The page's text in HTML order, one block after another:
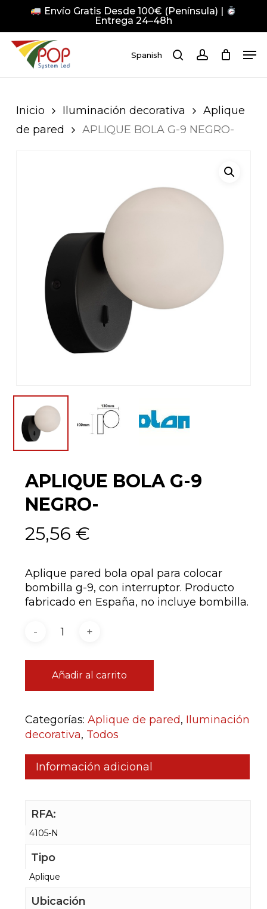
main
content
Envío Gratis Desde 100€ (Península) |
Entrega 24–48h
Spanish searchaccount
Inicio Iluminación decorativa
Aplique
de pared
APLIQUE BOLA G-9 NEGRO-
APLIQUE BOLA G-9
NEGRO-
25,56 €
Aplique pared bola opal para colocar
bombilla g-9, con interruptor. Producto
fabricado en España, no incluye bombilla.
Añadir al carrito
Categorías: Aplique de pared, Iluminación
decorativa, Todos
Información adicional
RFA:
4105-N
Tipo
Aplique
Ubicación
Close
Menu